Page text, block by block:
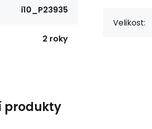
i10_P23935
2 roky
Velikost:
produkty